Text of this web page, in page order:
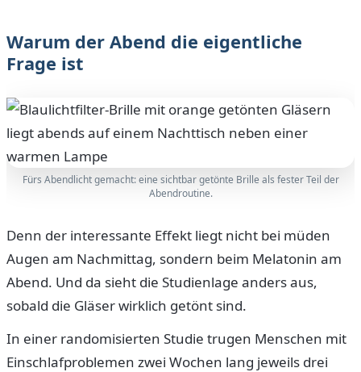
Warum der Abend die eigentliche
Frage ist
Fürs Abendlicht gemacht: eine sichtbar getönte Brille als fester Teil der
Abendroutine.
Denn der interessante Effekt liegt nicht bei müden
Augen am Nachmittag, sondern beim Melatonin am
Abend. Und da sieht die Studienlage anders aus,
sobald die Gläser wirklich getönt sind.
In einer randomisierten Studie trugen Menschen mit
Einschlafproblemen zwei Wochen lang jeweils drei